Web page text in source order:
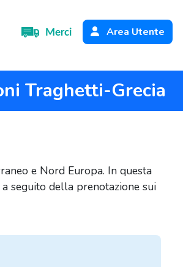
Merci Area Utente
Traghetti-Grecia
e Nord Europa. In questa
seguito della prenotazione sui